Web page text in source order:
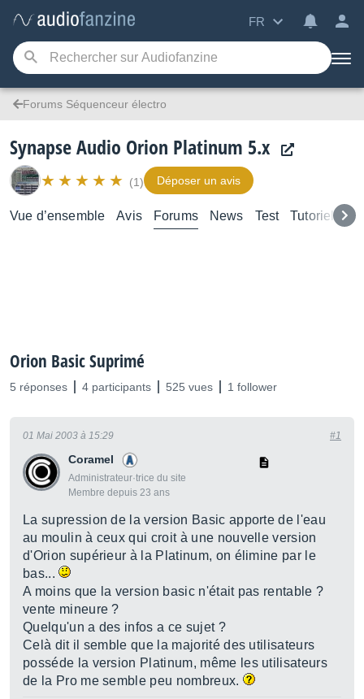
FR
Forums Séquenceur électro
Synapse Audio Orion Platinum 5.x
(1) Déposer un avis
Vue d’ensemble Avis Forums News Test Tutoriels
Orion Basic Suprimé
5 réponses 4 participants 525 vues 1 follower
Coramel
Administrateur·trice du site
Membre depuis 23 ans
01 Mai 2003 à 15:29 #1
La supression de la version Basic apporte de l'eau
au moulin à ceux qui croit à une nouvelle version
d'Orion supérieur à la Platinum, on élimine par le
bas...
A moins que la version basic n'était pas rentable ?
vente mineure ?
Quelqu'un a des infos a ce sujet ?
Celà dit il semble que la majorité des utilisateurs
posséde la version Platinum, même les utilisateurs
de la Pro me semble peu nombreux.